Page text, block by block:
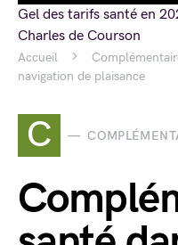
Accueil
navigation de plaisance
C
Gel des tarifs santé en
Charles de Courson